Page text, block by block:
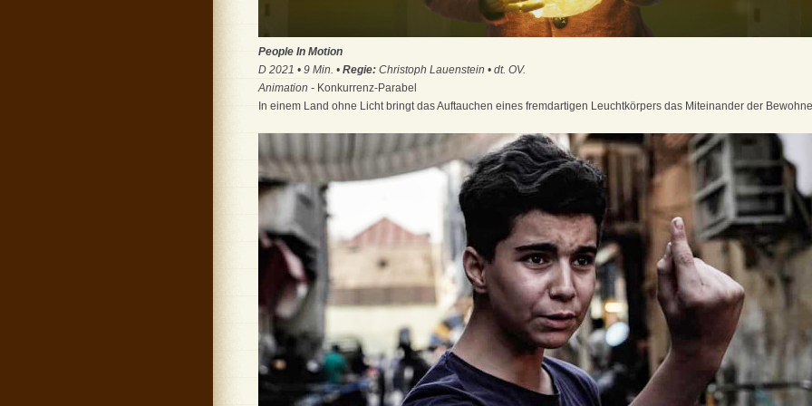
People In Motion
D 2021 • 9 Min. • Regie: Christoph Lauenstein • dt. OV.
Animation - Konkurrenz-Parabel
In einem Land ohne Licht bringt das Auftauchen eines fremdartigen Leuchtkörpers das Miteinander der